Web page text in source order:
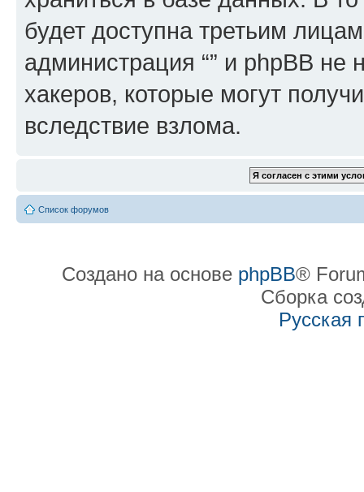
будет доступна третьим
администрация “” и phpBB не
хакеров, которые могут
вследствие взлома.
Список форумов
Создано на основе phpBB®
Сборка
Русская